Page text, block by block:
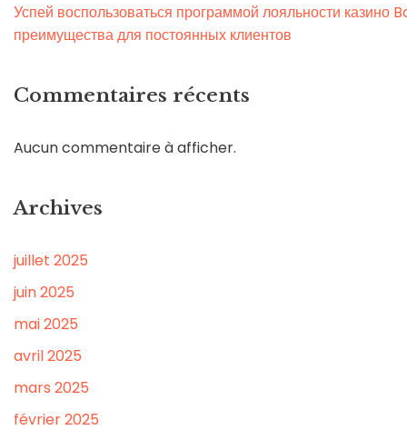
Успей воспользоваться программой лояльности казино
преимущества для постоянных клиентов
Commentaires récents
Aucun commentaire à afficher.
Archives
juillet 2025
juin 2025
mai 2025
avril 2025
mars 2025
février 2025